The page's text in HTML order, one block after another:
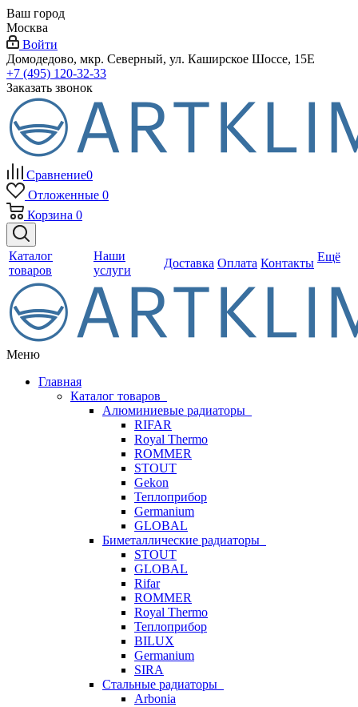
Ваш город
Москва
Войти
Домодедово, мкр. Северный, ул. Каширское Шоссе, 15Е
+7 (495) 120-32-33
Заказать звонок
Сравнение0
Отложенные 0
Корзина 0
Каталог
товаров
Наши
услуги
Доставка Оплата Контакты Ещё
Меню
Главная
Каталог товаров
Алюминиевые радиаторы
RIFAR
Royal Thermo
ROMMER
STOUT
Gekon
Теплоприбор
Germanium
GLOBAL
Биметаллические радиаторы
STOUT
GLOBAL
Rifar
ROMMER
Royal Thermo
Теплоприбор
BILUX
Germanium
SIRA
Стальные радиаторы
Arbonia